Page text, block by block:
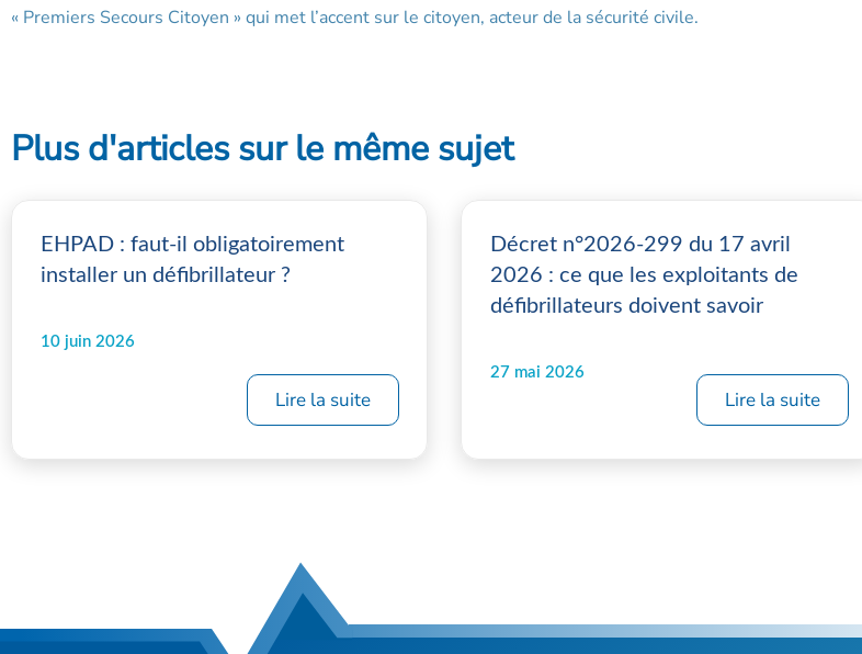
« Premiers Secours Citoyen » qui met l’accent sur le citoyen, acteur de la sécurité civile.
Plus d'articles sur le même sujet
EHPAD : faut-il obligatoirement
installer un défibrillateur ?
10 juin 2026
Lire la suite
Décret n°2026-299 du 17 avril
2026 : ce que les exploitants de
défibrillateurs doivent savoir
27 mai 2026
Lire la suite